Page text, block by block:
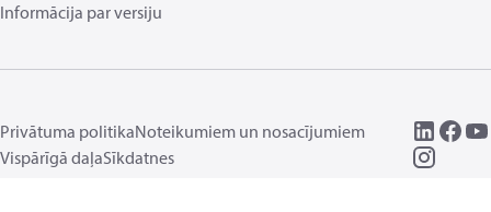
Informācija par versiju
Privātuma politikaNoteikumiem un nosacījumiem
Vispārīgā daļaSīkdatnes